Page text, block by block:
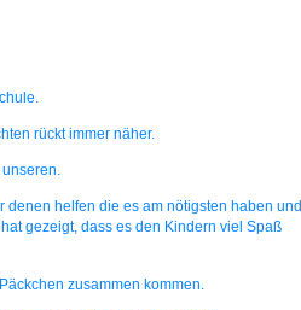
rückt immer näher.
helfen die es am nötigsten haben und
gezeigt, dass es den Kindern viel Spaß
zusammen kommen.